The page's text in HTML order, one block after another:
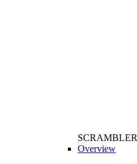
SCRAMBLER
Overview